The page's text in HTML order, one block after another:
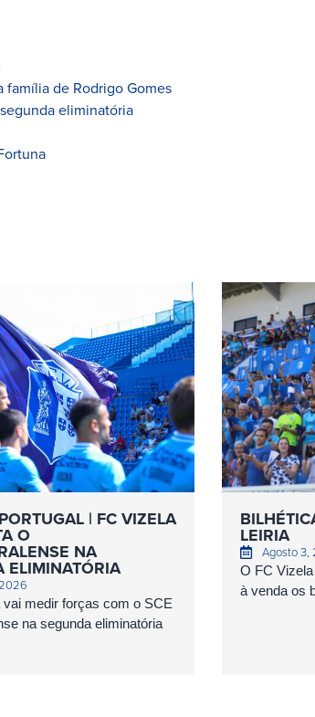
família de Rodrigo Gomes
eliminatória
| FC VIZELA
O
NA
ELIMINATÓRIA
medir forças com o SCE
na segunda eliminatória
LEIRIA
Agosto 3,
O FC
à venda os